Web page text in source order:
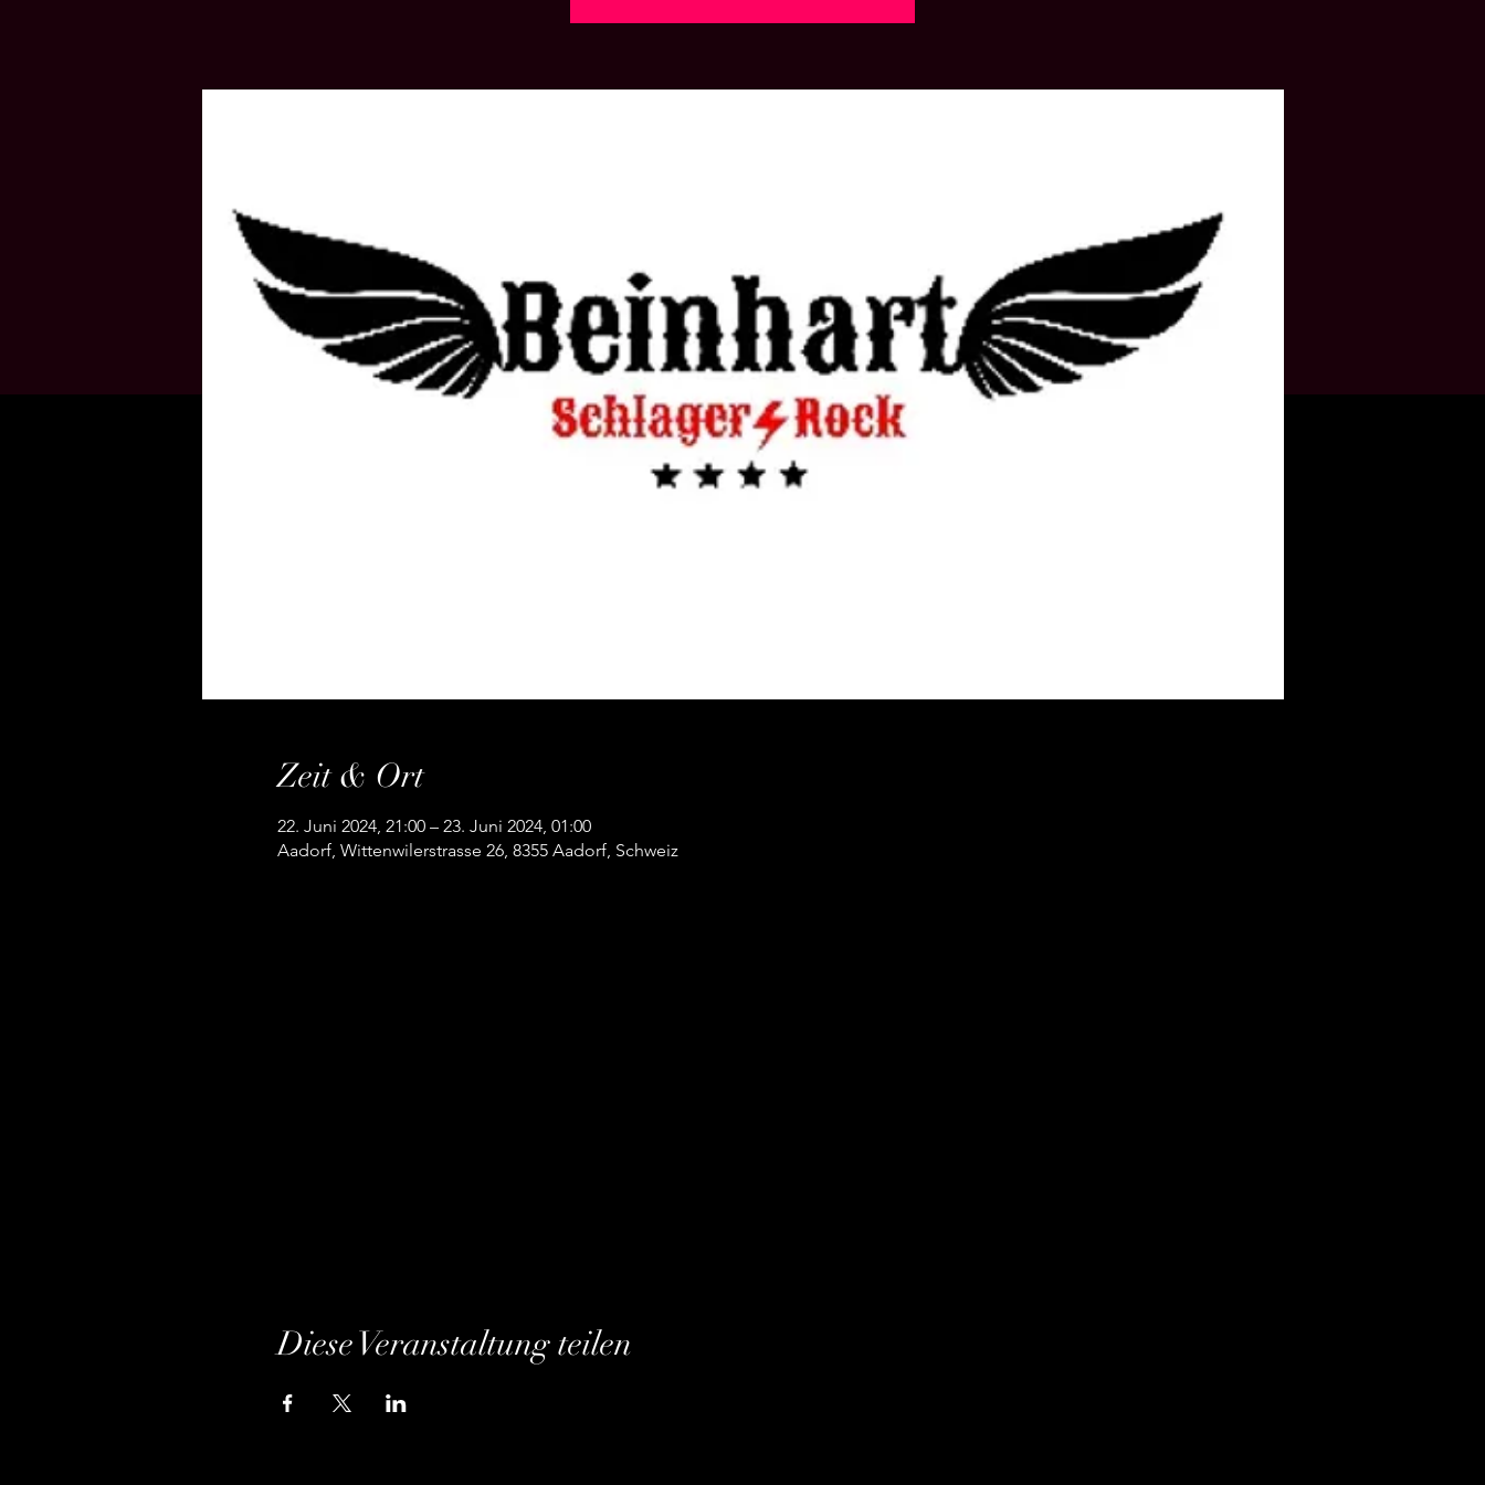
Zeit & Ort
22. Juni 2024, 21:00 – 23. Juni 2024, 01:00
Aadorf, Wittenwilerstrasse 26, 8355 Aadorf, Schweiz
Diese Veranstaltung teilen